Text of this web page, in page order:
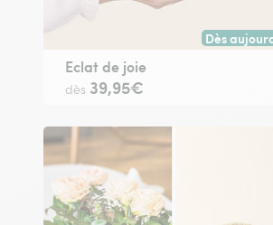
Dès
Livraison
Eclat de joie
dès 39,95€